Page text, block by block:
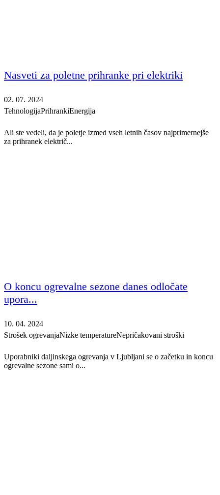
Nasveti za poletne prihranke pri elektriki
02. 07. 2024
TehnologijaPrihrankiEnergija
Ali ste vedeli, da je poletje izmed vseh letnih časov najprimernejše
za prihranek električ...
O koncu ogrevalne sezone danes odločate
upora...
10. 04. 2024
Strošek ogrevanjaNizke temperatureNepričakovani stroški
Uporabniki daljinskega ogrevanja v Ljubljani se o začetku in koncu
ogrevalne sezone sami o...